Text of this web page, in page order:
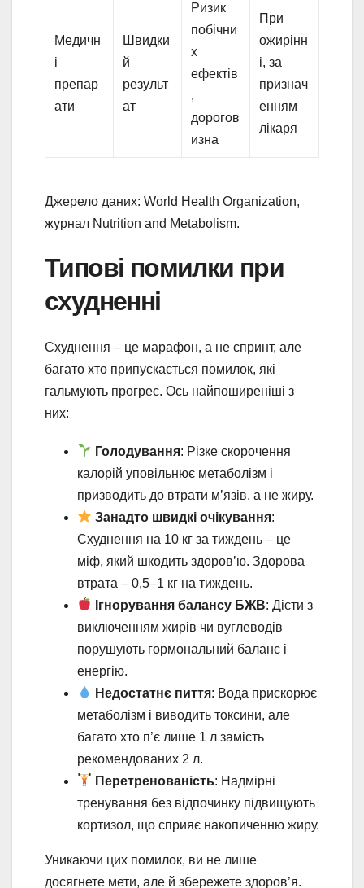
Медичн
і
препар
ати
Швидки
й
результ
ат
Ризик
побічни
х
ефектів
,
дорогов
изна
При
ожирінн
і, за
признач
енням
лікаря
Джерело даних: World Health Organization,
журнал Nutrition and Metabolism.
Типові помилки при
схудненні
Схуднення – це марафон, а не спринт, але
багато хто припускається помилок, які
гальмують прогрес. Ось найпоширеніші з
них:
Голодування: Різке скорочення
калорій уповільнює метаболізм і
призводить до втрати м’язів, а не жиру.
Занадто швидкі очікування:
Схуднення на 10 кг за тиждень – це
міф, який шкодить здоров’ю. Здорова
втрата – 0,5–1 кг на тиждень.
Ігнорування балансу БЖВ: Дієти з
виключенням жирів чи вуглеводів
порушують гормональний баланс і
енергію.
Недостатнє пиття: Вода прискорює
метаболізм і виводить токсини, але
багато хто п’є лише 1 л замість
рекомендованих 2 л.
Перетренованість: Надмірні
тренування без відпочинку підвищують
кортизол, що сприяє накопиченню жиру.
Уникаючи цих помилок, ви не лише
досягнете мети, але й збережете здоров’я.